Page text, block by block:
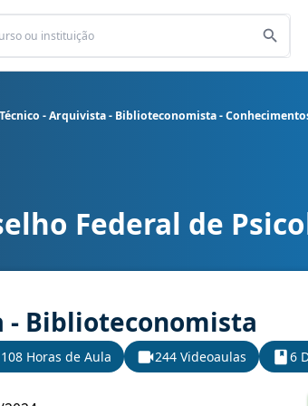
- Arquivista - Biblioteconomista -
Técnico - Arquivista - Biblioteconomista -
Federal de
- Biblioteconomista
108 Horas de Aula 244 Videoaulas 6